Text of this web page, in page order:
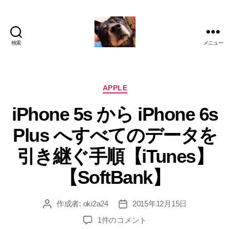
検索 メニュー
カ
ゴ
リ
ー
APPLE
iPhone 5s から iPhone 6s
Plus へすべてのデータを
引き継ぐ手順【iTunes】
【SoftBank】
投 作成者: oki2a24
投
稿
2015年12月15日
iPhone
1件のコメント